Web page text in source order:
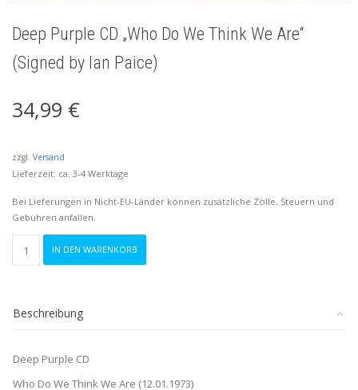
Deep Purple CD „Who Do We Think We Are“
(Signed by Ian Paice)
34,99 €
zzgl. Versand
Lieferzeit: ca. 3-4 Werktage
Bei Lieferungen in Nicht-EU-Länder können zusätzliche Zölle, Steuern und
Gebühren anfallen.
Purple
We
We
(Signed
IN DEN WARENKORB
Beschreibung
Deep Purple CD
Who Do We Think We Are (12.01.1973)